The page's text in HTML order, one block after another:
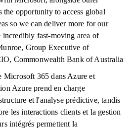
the opportunity to access global
so we can deliver more for our
incredibly fast-moving area of
Group Executive of
Commonwealth Bank of Australia
Microsoft 365 dans Azure et
Azure prend en charge
et l'analyse prédictive, tandis
les interactions clients et la gestion
intégrés permettent la